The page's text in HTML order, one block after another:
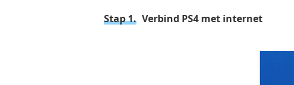
Stap 1. Verbind PS4 met internet